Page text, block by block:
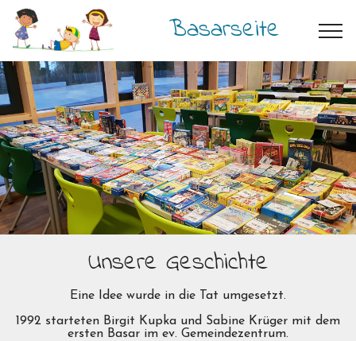
Basarseite
Unsere Geschichte
Eine Idee wurde in die Tat umgesetzt.
1992 starteten Birgit Kupka und Sabine Krüger mit dem
ersten Basar im ev. Gemeindezentrum.